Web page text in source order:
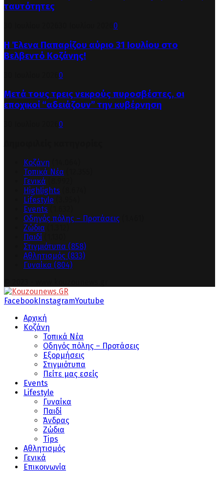
ταυτότητες
0
Η Έλενα Παπαρίζου αύριο 31 Ιουλίου στο
Βελβεντό Κοζάνης!
0
Μετά τους τρεις νεκρούς πυροσβέστες, οι
εποχικοί “αδειάζουν” την κυβέρνηση
0
Κοζάνη
Τοπικά Νέα
Γενικά
Highlights
Lifestyle
Events
Οδηγός πόλης – Προτάσεις
Ζώδια
Παιδί
Στιγμιότυπα (858)
Αθλητισμός (833)
Γυναίκα (804)
Facebook InstagramYoutube
Αρχική
Κοζάνη
Τοπικά Νέα
Οδηγός πόλης – Προτάσεις
Εξορμήσεις
Στιγμιότυπα
Πείτε μας εσείς
Events
Lifestyle
Γυναίκα
Παιδί
Άνδρας
Ζώδια
Tips
Αθλητισμός
Γενικά
Επικοινωνία